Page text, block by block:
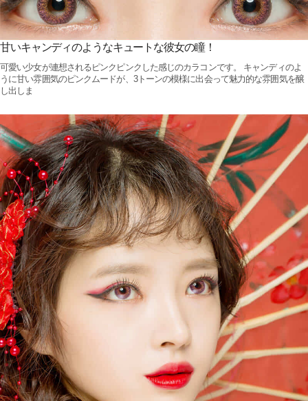
甘いキャンディのようなキュートな彼女の瞳！
可愛い少女が連想されるピンクピンクした感じのカラコンです。 キャンディのよ
うに甘い雰囲気のピンクムードが、3トーンの模様に出会って魅力的な雰囲気を醸
し出しま